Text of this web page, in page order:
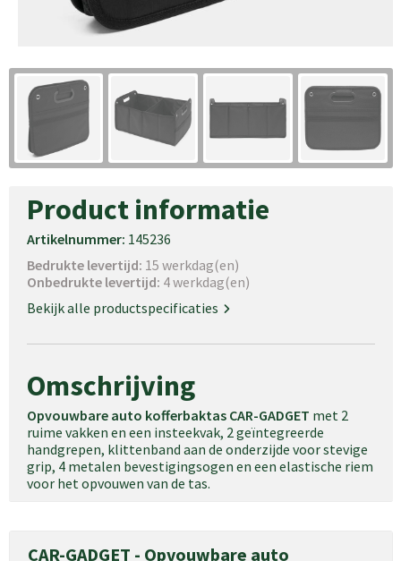
Product informatie
Artikelnummer: 145236
Bedrukte levertijd: 15 werkdag(en)
Onbedrukte levertijd: 4 werkdag(en)
Bekijk alle productspecificaties
Omschrijving
Opvouwbare auto kofferbaktas CAR-GADGET met 2
ruime vakken en een insteekvak, 2 geïntegreerde
handgrepen, klittenband aan de onderzijde voor stevige
grip, 4 metalen bevestigingsogen en een elastische riem
voor het opvouwen van de tas.
CAR-GADGET - Opvouwbare auto